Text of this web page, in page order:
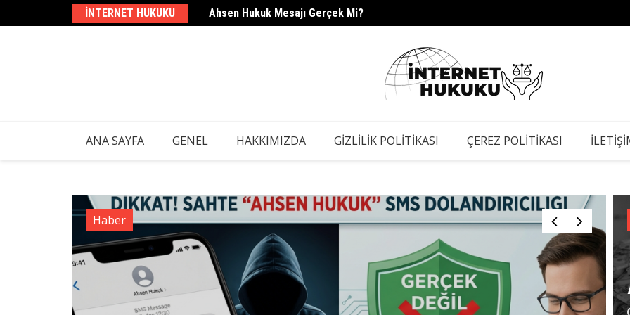
to
INTERNET HUKUKU Ahsen Hukuk Mesajı Gerçek Mi?
ANA SAYFA GENEL HAKKIMIZDA GIZLILIK POLITIKASI ÇEREZ POLITIKASI
Haber